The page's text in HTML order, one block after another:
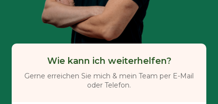
Wie kann ich weiterhelfen?
Gerne erreichen Sie mich & mein Team per E-Mail
oder Telefon.